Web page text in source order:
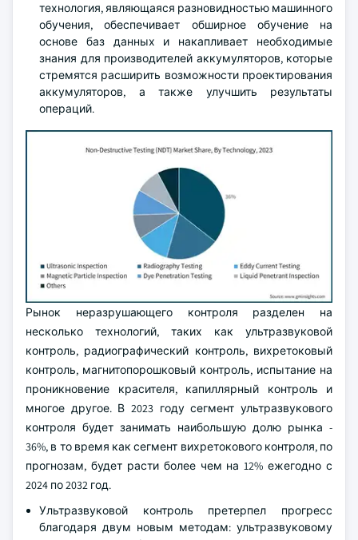
технология, являющаяся разновидностью машинного
обучения, обеспечивает обширное обучение на
основе баз данных и накапливает необходимые
знания для производителей аккумуляторов, которые
стремятся расширить возможности проектирования
аккумуляторов, а также улучшить результаты
операций.
Рынок неразрушающего контроля разделен на
несколько технологий, таких как ультразвуковой
контроль, радиографический контроль, вихретоковый
контроль, магнитопорошковый контроль, испытание на
проникновение красителя, капиллярный контроль и
многое другое. В 2023 году сегмент ультразвукового
контроля будет занимать наибольшую долю рынка -
36%, в то время как сегмент вихретокового контроля, по
прогнозам, будет расти более чем на 12% ежегодно с
2024 по 2032 год.
Ультразвуковой контроль претерпел прогресс
благодаря двум новым методам: ультразвуковому